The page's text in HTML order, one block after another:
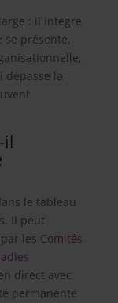
: il intègre
présente,
dépasse la
il
le tableau
Il peut
les Comités
direct avec
permanente